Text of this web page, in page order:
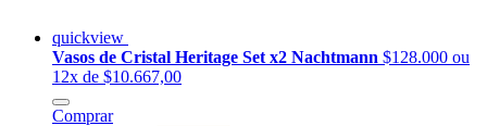
quickview
Vasos de Cristal Heritage Set x2 Nachtmann $128.000 ou
12x de $10.667,00
Comprar